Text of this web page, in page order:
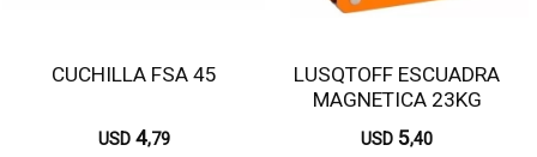
CUCHILLA FSA 45
USD 4,79
LUSQTOFF ESCUADRA
MAGNETICA 23KG
LQE6002
USD 5,40